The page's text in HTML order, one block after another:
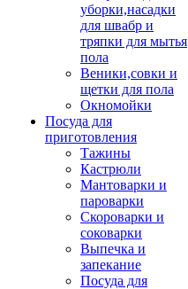
уборки,насадки
для швабр и
тряпки для мытья
пола
Веники,совки и
щетки для пола
Окномойки
Посуда для
приготовления
Тажины
Кастрюли
Мантоварки и
пароварки
Скороварки и
соковарки
Выпечка и
запекание
Посуда для